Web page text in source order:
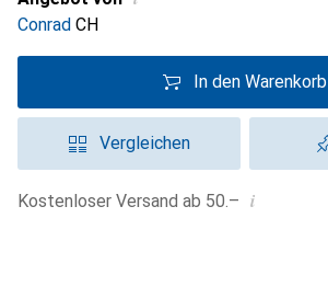
Conrad CH
In den Warenkorb
Vergleichen
Kostenloser Versand ab 50.– i